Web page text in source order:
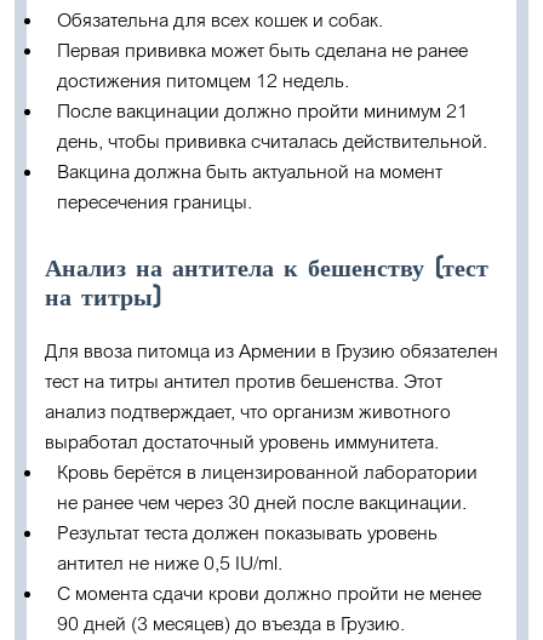
Обязательна для всех кошек и собак.
Первая прививка может быть сделана не ранее
достижения питомцем 12 недель.
После вакцинации должно пройти минимум 21
день, чтобы прививка считалась действительной.
Вакцина должна быть актуальной на момент
пересечения границы.
Анализ на антитела к бешенству (тест
на титры)
Для ввоза питомца из Армении в Грузию обязателен
тест на титры антител против бешенства. Этот
анализ подтверждает, что организм животного
выработал достаточный уровень иммунитета.
Кровь берётся в лицензированной лаборатории
не ранее чем через 30 дней после вакцинации.
Результат теста должен показывать уровень
антител не ниже 0,5 IU/ml.
С момента сдачи крови должно пройти не менее
90 дней (3 месяцев) до въезда в Грузию.